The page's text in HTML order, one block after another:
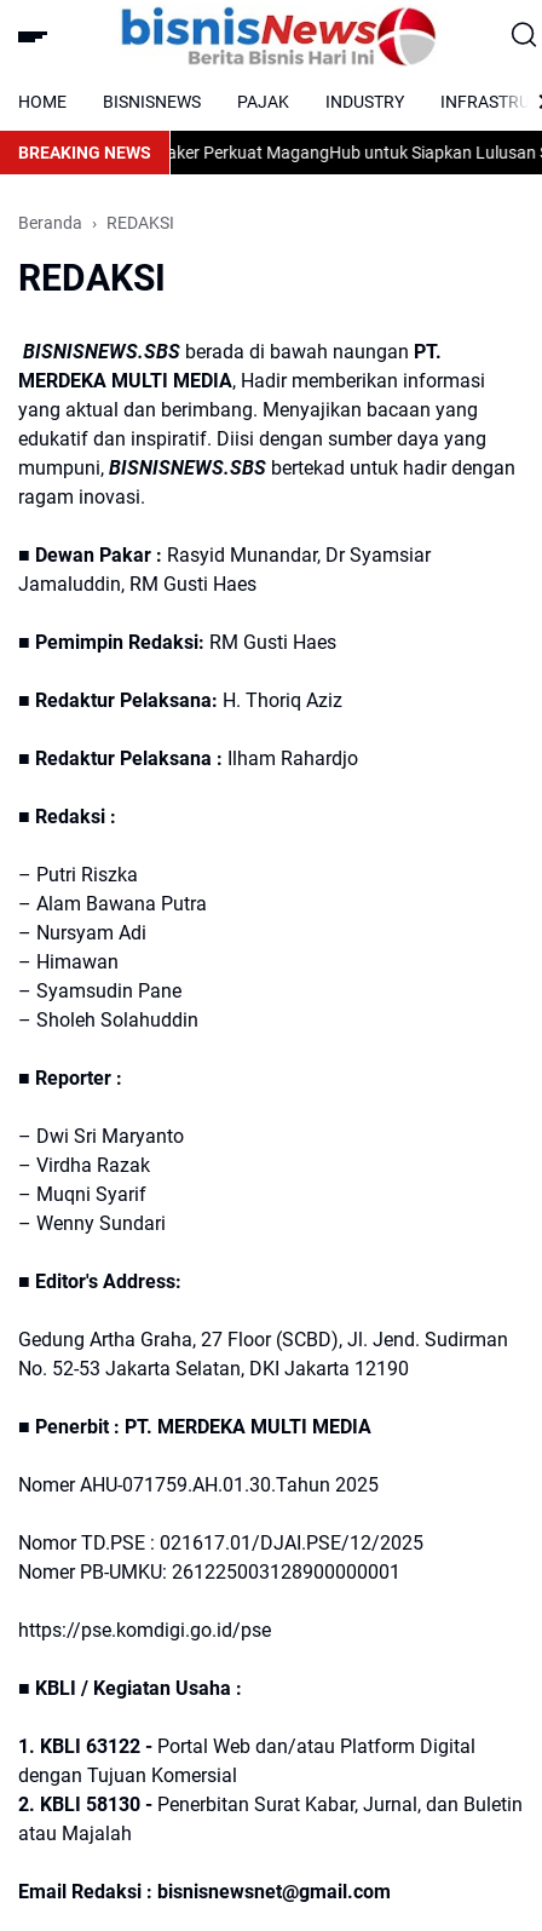
HOME BISNISNEWS PAJAK INDUSTRY
BREAKING NEWS
AI, Kemnaker Perkuat MagangHub untuk Siapkan Lulusan Siap
Beranda REDAKSI
REDAKSI
BISNISNEWS.SBS berada di bawah naungan PT.
MERDEKA MULTI MEDIA, Hadir memberikan informasi
yang aktual dan berimbang. Menyajikan bacaan yang
edukatif dan inspiratif. Diisi dengan sumber daya yang
mumpuni, BISNISNEWS.SBS bertekad untuk hadir dengan
ragam inovasi.
■ Dewan Pakar : Rasyid Munandar, Dr Syamsiar
Jamaluddin, RM Gusti Haes
■ Pemimpin Redaksi: RM Gusti Haes
■ Redaktur Pelaksana: H. Thoriq Aziz
■ Redaktur Pelaksana : Ilham Rahardjo
■ Redaksi :
– Putri Riszka
– Alam Bawana Putra
– Nursyam Adi
– Himawan
– Syamsudin Pane
– Sholeh Solahuddin
■ Reporter :
– Dwi Sri Maryanto
– Virdha Razak
– Muqni Syarif
– Wenny Sundari
■ Editor's Address:
Gedung Artha Graha, 27 Floor (SCBD), Jl. Jend. Sudirman
No. 52-53 Jakarta Selatan, DKI Jakarta 12190
■ Penerbit : PT. MERDEKA MULTI MEDIA
Nomer AHU-071759.AH.01.30.Tahun 2025
Nomor TD.PSE : 021617.01/DJAI.PSE/12/2025
Nomer PB-UMKU: 261225003128900000001
https://pse.komdigi.go.id/pse
■ KBLI / Kegiatan Usaha :
1. KBLI 63122 - Portal Web dan/atau Platform Digital
dengan Tujuan Komersial
2. KBLI 58130 - Penerbitan Surat Kabar, Jurnal, dan Buletin
atau Majalah
Email Redaksi : bisnisnewsnet@gmail.com